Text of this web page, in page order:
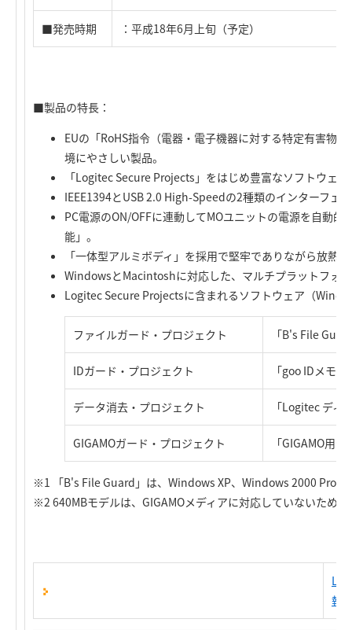
■発売時期 ：平成18年6月上旬（予定）
■製品の特長：
EUの「RoHS指令（電器・電子機器に対する特定有害物
境にやさしい製品。
「Logitec Secure Projects」をはじめ豊富なソフトウェ
IEEE1394とUSB 2.0 High-Speedの2種類のインターフェ
PC電源のON/OFFに連動してMOユニットの電源を自動的
能」。
「一体型アルミボディ」を採用で堅牢でありながら放熱
WindowsとMacintoshに対応した、マルチプラットフォ
Logitec Secure Projectsに含まれるソフトウェア（
ファイルガード・プロジェクト 「B's File
IDガード・プロジェクト 「goo IDメモリ
データ消去・プロジェクト 「Logitec ディ
GIGAMOガード・プロジェクト 「GIGAMO用
※1 「B's File Guard」は、Windows XP、Windows 2000
※2 640MBモデルは、GIGAMOメディアに対応していないため
報